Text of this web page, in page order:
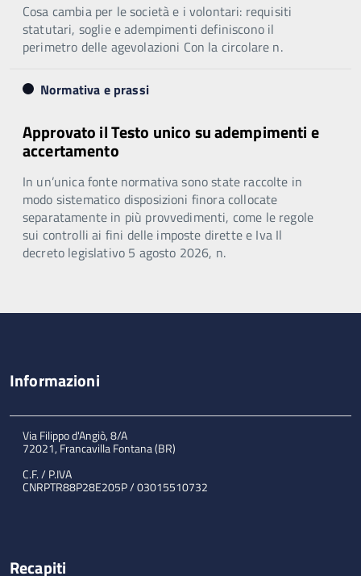
Cosa cambia per le società e i volontari: requisiti
statutari, soglie e adempimenti definiscono il
perimetro delle agevolazioni Con la circolare n.
Normativa e prassi
Approvato il Testo unico su adempimenti e
accertamento
In un’unica fonte normativa sono state raccolte in
modo sistematico disposizioni finora collocate
separatamente in più provvedimenti, come le regole
sui controlli ai fini delle imposte dirette e Iva Il
decreto legislativo 5 agosto 2026, n.
Informazioni
Via Filippo d'Angiò, 8/A
72021, Francavilla Fontana (BR)
C.F. / P.IVA
CNRPTR88P28E205P / 03015510732
Recapiti